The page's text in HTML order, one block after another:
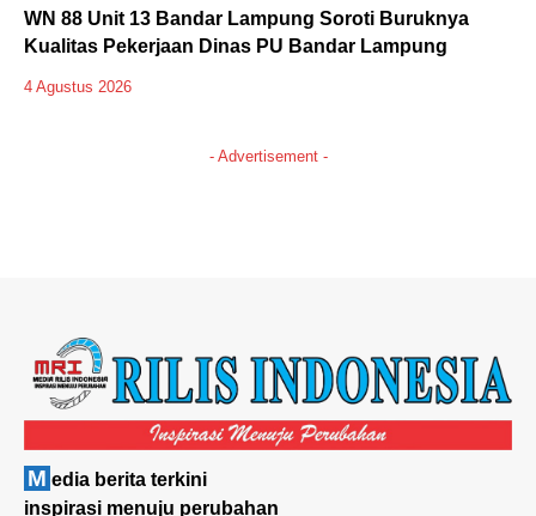
WN 88 Unit 13 Bandar Lampung Soroti Buruknya
Kualitas Pekerjaan Dinas PU Bandar Lampung
4 Agustus 2026
- Advertisement -
M edia berita terkini
inspirasi menuju perubahan